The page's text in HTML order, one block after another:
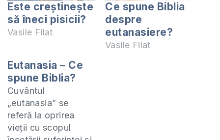
Este creștinește
să îneci pisicii?
Vasile Filat
Ce spune Biblia
despre
eutanasiere?
Vasile Filat
Eutanasia – Ce
spune Biblia?
Cuvântul
„eutanasia” se
referă la oprirea
vieţii cu scopul